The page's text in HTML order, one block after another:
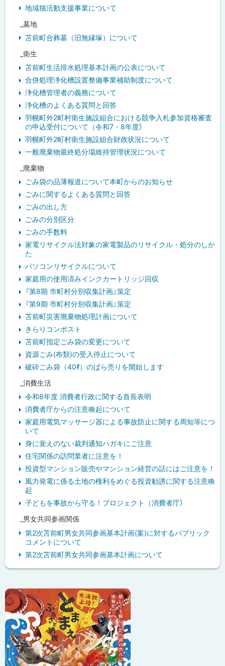
地域猫活動支援事業について
_墓地
苫前町合葬墓（旧無縁塚）について
_衛生
苫前町生活排水処理基本計画の公表について
合併処理浄化槽設置整備事業補助制度について
浄化槽管理者の義務について
浄化槽のよくある質問と回答
羽幌町外2町村衛生施設組合における競争入札参加資格審査
の申込受付について（令和7・8年度）
羽幌町外2町村衛生施設組合財政状況について
一般廃棄物最終処分場維持管理状況について
_廃棄物
ごみ袋の品薄報道について本町からのお知らせ
ごみに関するよくある質問と回答
ごみの出し方
ごみの分別区分
ごみの手数料
家電リサイクル法対象の家電製品のリサイクル・処分のしか
た
パソコンリサイクルについて
家庭用の使用済みインクカートリッジ回収
『第8期 市町村分別収集計画』策定
『第9期 市町村分別収集計画』策定
苫前町災害廃棄物処理計画について
きらりコンポスト
苫前町指定ごみ袋の変更について
資源ごみ(布類)の受入停止について
破砕ごみ袋（40ℓ）のばら売りを開始します
_消費生活
令和8年度 消費者行政に関する首長表明
消費者庁からの注意喚起について
家庭用電気マッサージ器による事故防止に関する周知等につ
いて
身に覚えのない裁判通知ハガキにご注意
住宅関係の訪問業者に注意を！
投資型マンション販売やマンション経営の話にはご注意を！
風力発電に係る土地の権利をめぐる投資勧誘に関する注意喚
起
子どもを事故から守る！プロジェクト（消費者庁）
_男女共同参画関係
第2次苫前町男女共同参画基本計画(案)に対するパブリック
コメントについて
第2次苫前町男女共同参画基本計画について
ッ
ク
ア
ッ
プ